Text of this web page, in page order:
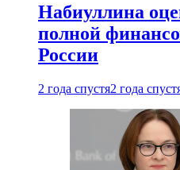
Набиуллина
полной
России
2 года спустя2 года